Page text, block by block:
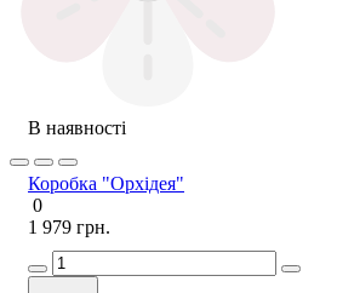
В наявності
Коробка "Орхідея"
0
1 979 грн.